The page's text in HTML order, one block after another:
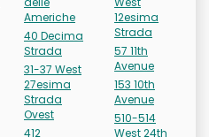
Americhe
40 Decima
Strada
31-37 West
27esima
Strada
Ovest
412
12esima
Strada
57 11th
Avenue
153 10th
Avenue
510-514
West 24th